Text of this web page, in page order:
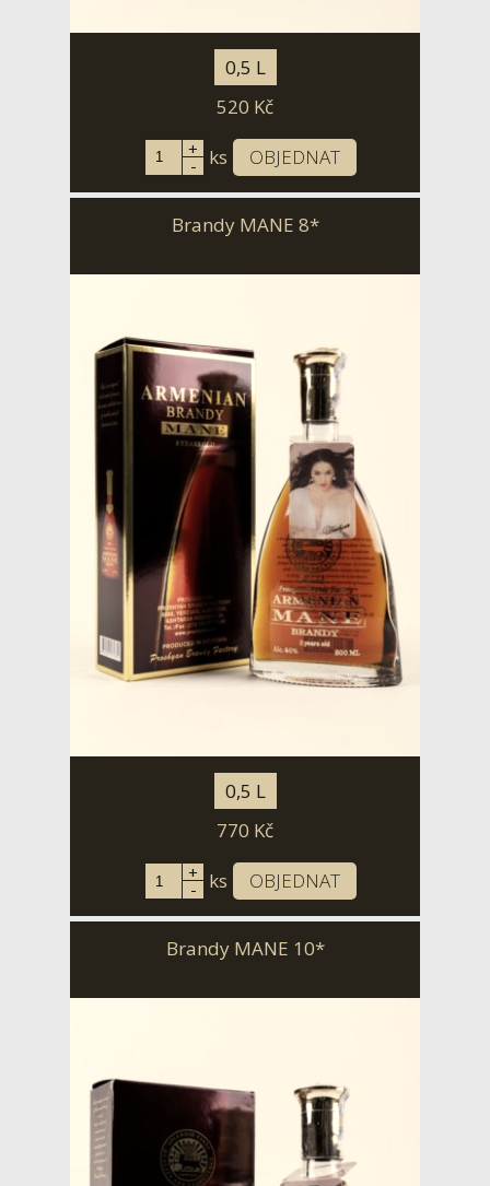
0,5 L
520 Kč
+
- ks OBJEDNAT
Brandy MANE 8*
0,5 L
770 Kč
+
- ks OBJEDNAT
Brandy MANE 10*